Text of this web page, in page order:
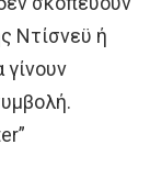
Ντίσνεϋ ή